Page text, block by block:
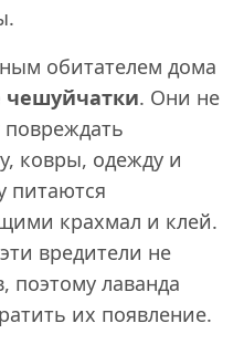
обитателем дома
чешуйчатки. Они не
повреждать
ковры, одежду и
питаются
крахмал и клей.
вредители не
поэтому лаванда
их появление.